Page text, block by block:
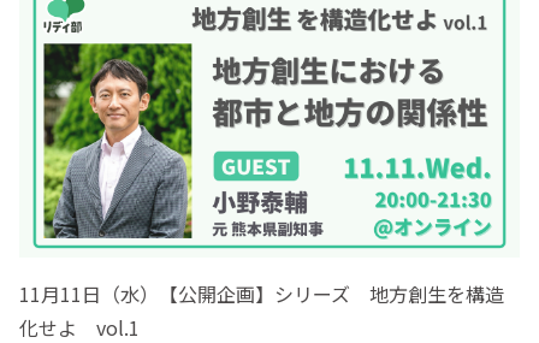
11月11日（水）【公開企画】シリーズ 地方創生を構造
化せよ vol.1